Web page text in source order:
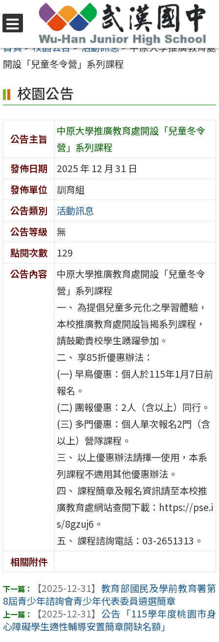
至
要
容
區
選
單
首頁>校園公告>活動訊息>中原大學推廣教育處
開設「兒童冬令營」系列課程
校園公告
公告主旨
中原大學推廣教育處開設「兒童冬令
營」系列課程
發佈日期
2025 年 12 月 31 日
發佈單位
訓育組
公告類別
活動訊息
公告等級
無
點閱次數
129
公告內容
中原大學推廣教育處開設「兒童冬令
營」系列課程
一、 為提倡兒童多元化之學習體驗，
本校推廣教育處開設旨揭系列課程，
請鼓勵貴校學生踴躍參加。
二、 享85折優惠辦法：
(一) 早鳥優惠：個人於115年1月7日前
報名。
(二) 團報優惠：2人（含以上）同行。
(三) 多門優惠：個人單次報名2門（含
以上）營隊課程。
三、 以上優惠辦法請擇一使用，本系
列課程不適用其他優惠辦法。
四、 課程簡章及報名資訊請至本校推
廣教育處網站查閱下載：https://pse.i
s/8gzuj6。
五、 課程諮詢電話：03-2651313。
相關附件
【2025-12-31】 教育部國民及學前教育署第
8屆青少年諮詢會青少年代表委員遴選簡章
【2025-12-31】 公告「115學年度桃園市身
心障礙學生適性輔導安置簡章開缺名額」